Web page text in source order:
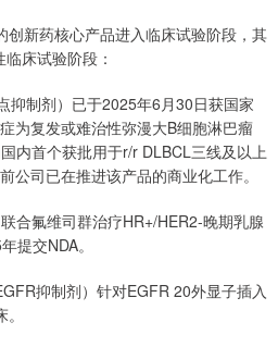
创新药核心产品进入临床试验阶段，其
床试验阶段：
抑制剂）已于2025年6月30日获国家
为复发或难治性弥漫大B细胞淋巴瘤
内首个获批用于r/r DLBCL三线及以上
公司已在推进该产品的商业化工作。
合氟维司群治疗HR+/HER2-晚期乳腺
提交NDA。
抑制剂）针对EGFR 20外显子插入